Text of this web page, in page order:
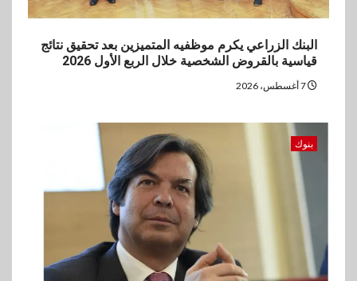
البنك الزراعي يكرم موظفيه المتميزين بعد تحقيق نتائج
قياسية بالقروض الشخصية خلال الربع الأول 2026
بنوك